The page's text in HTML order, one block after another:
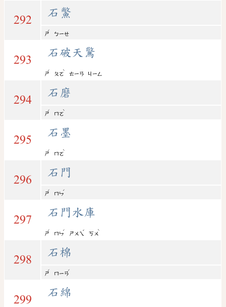
292
石鱉
ㄕ
ˊ
ㄅㄧㄝ
293
石破天驚
ㄕ
ˊ
ㄆㄛ
ˋ
ㄊㄧㄢ ㄐㄧㄥ
294
石磨
ㄕ
ˊ
ㄇㄛ
ˋ
295
石墨
ㄕ
ˊ
ㄇㄛ
ˋ
296
石門
ㄕ
ˊ
ㄇㄣ
ˊ
297
石門水庫
ㄕ
ˊ
ㄇㄣ
ˊ
ㄕㄨㄟ
ˇ
ㄎㄨ
ˋ
298
石棉
ㄕ
ˊ
ㄇㄧㄢ
ˊ
299
石綿